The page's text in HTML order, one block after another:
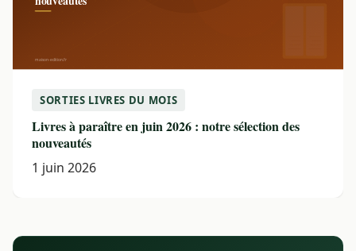
SORTIES LIVRES DU MOIS
Livres à paraître en juin 2026 : notre sélection des
nouveautés
1 juin 2026